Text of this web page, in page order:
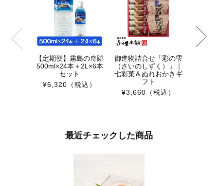
【定期便】霧島の奇跡
500ml×24本＋2L×6本
セット
¥6,320 （税込）
御進物詰合せ「彩の雫
（さいのしずく）」｜
七彩菓＆ぬれおかきギ
フト
¥3,660 （税込）
最近チェックした商品